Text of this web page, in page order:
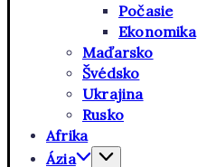
Počasie
Ekonomika
Maďarsko
Švédsko
Ukrajina
Rusko
Afrika
Ázia